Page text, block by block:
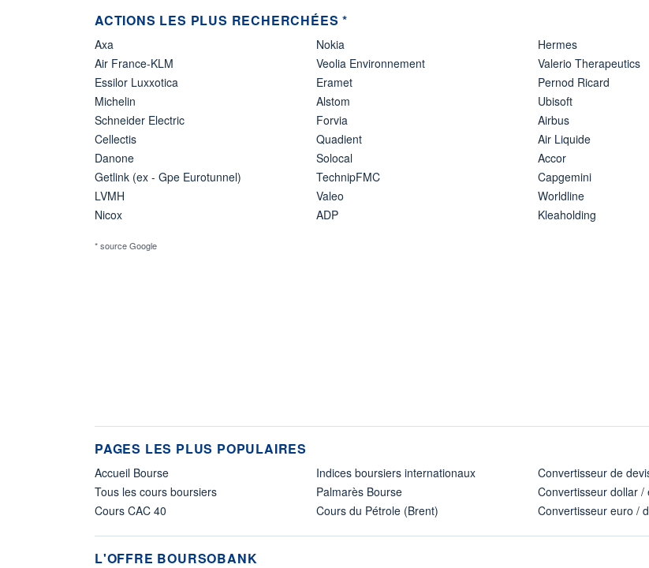
ACTIONS LES PLUS RECHERCHÉES *
Axa
Air France-KLM
Essilor Luxxotica
Michelin
Schneider Electric
Cellectis
Danone
Getlink (ex - Gpe Eurotunnel)
LVMH
Nicox
Nokia
Veolia Environnement
Eramet
Alstom
Forvia
Quadient
Solocal
TechnipFMC
Valeo
ADP
Hermes
Valerio Therapeutics
Pernod Ricard
Ubisoft
Airbus
Air Liquide
Accor
Capgemini
Worldline
Kleaholding
* source Google
PAGES LES PLUS POPULAIRES
Accueil Bourse
Tous les cours boursiers
Cours CAC 40
Indices boursiers internationaux
Palmarès Bourse
Cours du Pétrole (Brent)
Convertisseur de
Convertisseur dollar /
Convertisseur euro /
L'OFFRE BOURSOBANK